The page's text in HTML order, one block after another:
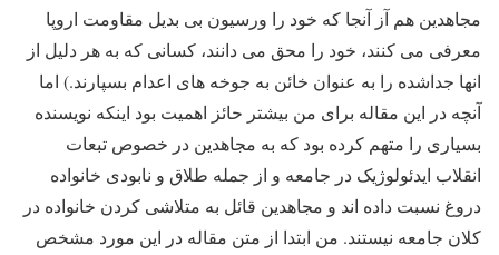
مجاهدین هم آز آنجا که خود را ورسیون بی بدیل مقاومت اروپا
معرفی می کنند، خود را محق می دانند، کسانی که به هر دلیل از
انها جداشده را به عنوان خائن به جوخه های اعدام بسپارند.) اما
آنچه در این مقاله برای من بیشتر حائز اهمیت بود اینکه نویسنده
بسیاری را متهم کرده بود که به مجاهدین در خصوص تبعات
انقلاب ایدئولوژیک در جامعه و از جمله طلاق و نابودی خانواده
دروغ نسبت داده اند و مجاهدین قائل به متلاشی کردن خانواده در
کلان جامعه نیستند. من ابتدا از متن مقاله در این مورد مشخص